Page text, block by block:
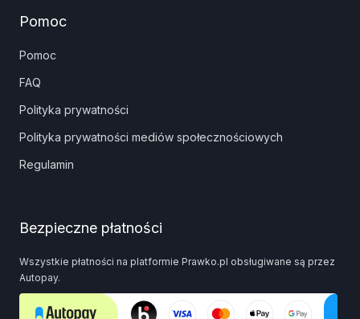
Pomoc
Pomoc
FAQ
Polityka prywatności
Polityka prywatności mediów społecznościowych
Regulamin
Bezpieczne płatności
Wszystkie płatności na platformie Prawko.pl obsługiwane są przez
Autopay.